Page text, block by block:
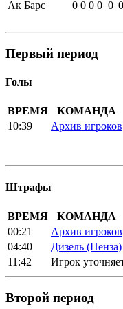
Ак Барс
0 0 0 0 0 0
Первый период
Голы
ВРЕМЯ КОМАНДА
10:39
Архив игроков
Штрафы
ВРЕМЯ КОМАНДА
00:21
Архив игроков
04:40
Дизель (Пенза)
11:42
Игрок
Второй период